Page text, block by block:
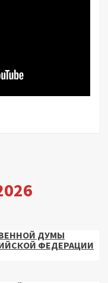
ДУМЫ
ФЕДЕРАЦИИ